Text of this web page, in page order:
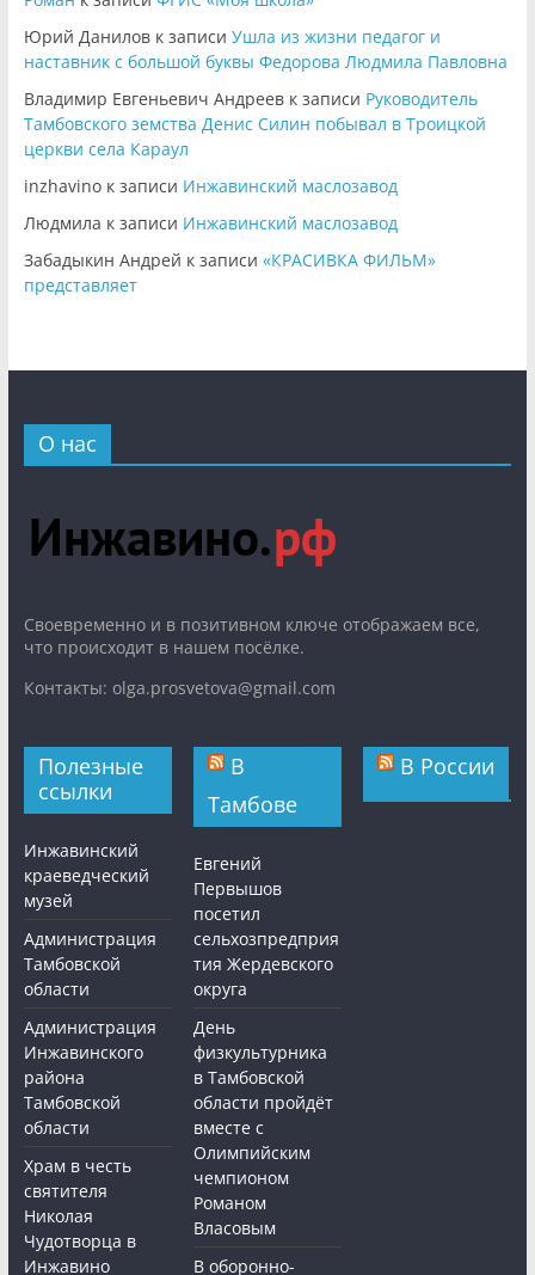
Юрий Даниловк записи Ушла из жизни педагог и
наставник с большой буквы Федорова Людмила Павловна
Владимир Евгеньевич Андреевк записи Руководитель
Тамбовского земства Денис Силин побывал в Троицкой
церкви села Караул
inzhavinoк записи Инжавинский маслозавод
Людмила к записи Инжавинский маслозавод
Забадыкин Андрей к записи «КРАСИВКА ФИЛЬМ»
представляет
О нас
Cвоевременно и в позитивном ключе отображаем все,
что происходит в нашем посёлке.
Контакты: olga.prosvetova@gmail.com
Полезные
ссылки
Инжавинский
краеведческий
музей
Администрация
Тамбовской
области
Администрация
Инжавинского
района
Тамбовской
области
Храм в честь
святителя
Николая
Чудотворца в
Инжавино
В
Тамбове
Евгений
Первышов
посетил
сельхозпредприя
тия Жердевского
округа
День
физкультурника
в Тамбовской
области пройдёт
вместе с
Олимпийским
чемпионом
Романом
Власовым
В оборонно-
В России